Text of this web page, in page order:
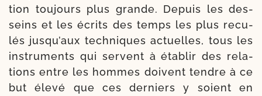
tion tou­jours plus grande. Depuis les des­
seins et les écrits des temps les plus recu­
lés jus­qu’aux tech­niques actuelles, tous les
ins­tru­ments qui servent à éta­blir des rela­
tions entre les hommes doivent tendre à ce
but éle­vé que ces der­niers y soient en